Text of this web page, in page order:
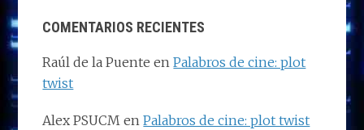
COMENTARIOS RECIENTES
Raúl de la Puente enPalabros de cine: plot
twist
Alex PSUCM enPalabros de cine: plot twist